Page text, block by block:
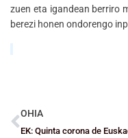
zuen eta igandean berriro
berezi honen ondorengo
OHIA